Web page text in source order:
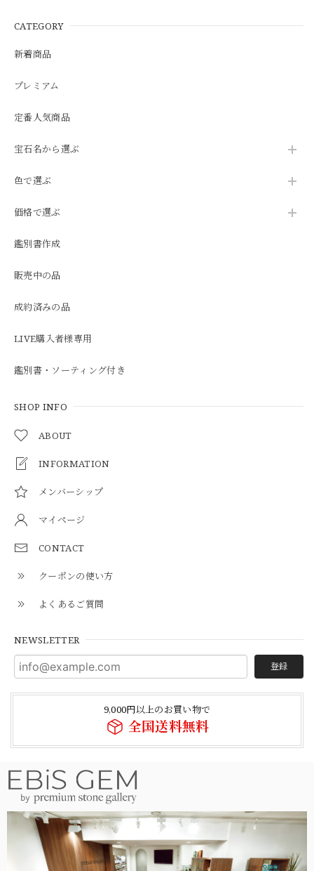
CATEGORY
新着商品
プレミアム
定番人気商品
宝石名から選ぶ
色で選ぶ
価格で選ぶ
鑑別書作成
販売中の品
成約済みの品
LIVE購入者様専用
鑑別書・ソーティング付き
SHOP INFO
ABOUT
INFORMATION
メンバーシップ
マイページ
CONTACT
クーポンの使い方
よくあるご質問
NEWSLETTER
登録
9,000円以上のお買い物で
全国送料無料